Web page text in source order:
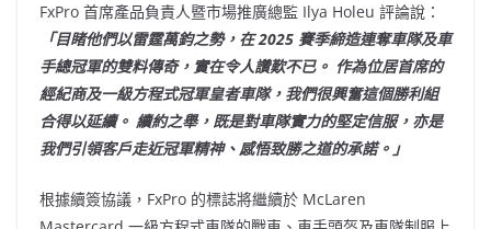
FxPro 首席產品負責人暨市場推廣總監 Ilya Holeu 評論說：
「目睹他們以雷霆萬鈞之勢，在 2025 賽季締造連奪車隊及車
手總冠軍的雙料傳奇，實在令人讚歎不已。 作為位居首席的
經紀商及一級方程式冠軍皇者車隊，我們很興奮這個勝利組
合得以延續。 續約之舉，既是對車隊實力的堅定信服，亦是
我們引領客戶走近冠軍精神、感悟致勝之道的承諾。」
根據續簽協議，FxPro 的標誌將繼續於 McLaren